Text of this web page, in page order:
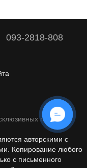
093-2818-808
гаджетов
авторскими с
Копирование любого
с письменного